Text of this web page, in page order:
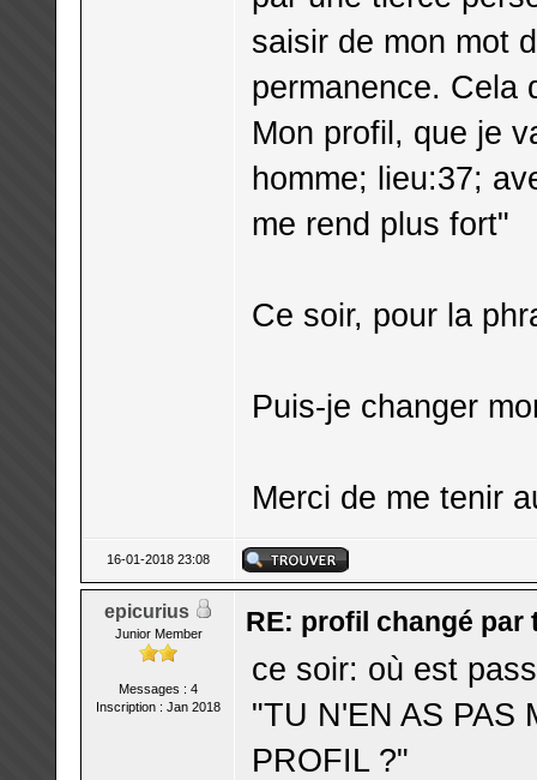
saisir de mon mot
permanence. Cela
Mon profil, que je
homme; lieu:37;
me rend plus fort"
Ce soir, pour la
Puis-je changer
Merci de me tenir
16-01-2018 23:08
epicurius
Junior Member
Messages : 4
Inscription : Jan 2018
RE: profil changé par
ce soir: où est
"TU N'EN AS PAS
PROFIL ?"